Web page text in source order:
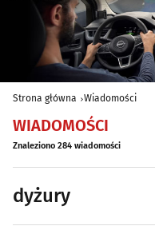
Strona główna Wiadomości
WIADOMOŚCI
Znaleziono 284 wiadomości
dyżury